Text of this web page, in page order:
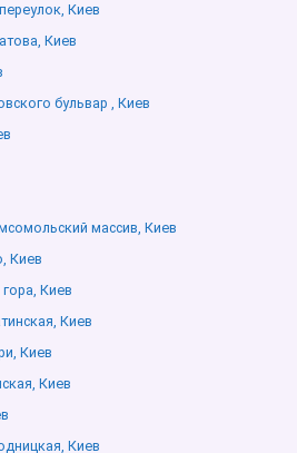
Киев
Киев
бульвар , Киев
массив, Киев
Киев
Киев
Киев
Киев
Киев
Киев